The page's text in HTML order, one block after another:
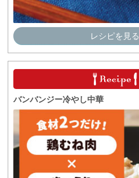
レシピを見る
バンバンジー冷やし中華